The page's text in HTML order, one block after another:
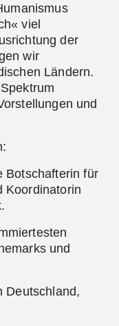
viel
der
wir
Ländern.
und
Botschafterin für
Koordinatorin
und
Deutschland,